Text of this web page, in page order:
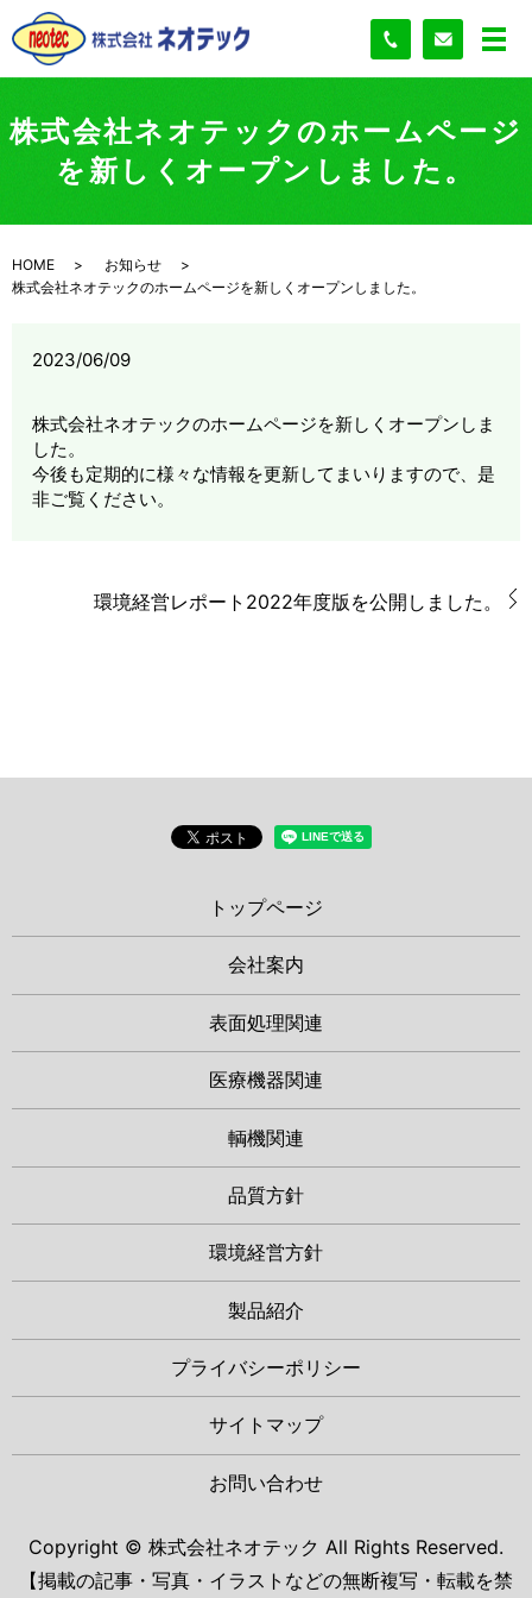
株式会社ネオテックのホームページ
を新しくオープンしました。
HOME
お知らせ
株式会社ネオテックのホームページを新しくオープンしました。
2023/06/09
株式会社ネオテックのホームページを新しくオープンしま
した。
今後も定期的に様々な情報を更新してまいりますので、是
非ご覧ください。
環境経営レポート2022年度版を公開しました。
トップページ
会社案内
表面処理関連
医療機器関連
輌機関連
品質方針
環境経営方針
製品紹介
プライバシーポリシー
サイトマップ
お問い合わせ
Copyright © 株式会社ネオテック All Rights Reserved.
【掲載の記事・写真・イラストなどの無断複写・転載を禁